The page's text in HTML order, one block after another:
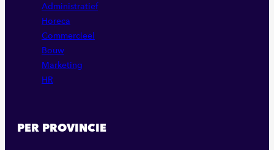
Administratief
Horeca
Commercieel
Bouw
Marketing
HR
PER PROVINCIE